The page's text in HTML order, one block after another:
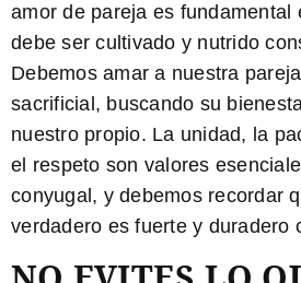
amor de pareja es fundamental
debe ser cultivado y nutrido
Debemos amar a nuestra
sacrificial, buscando su
nuestro propio. La unidad, la
el respeto son valores
conyugal, y debemos recordar
verdadero es fuerte y duradero